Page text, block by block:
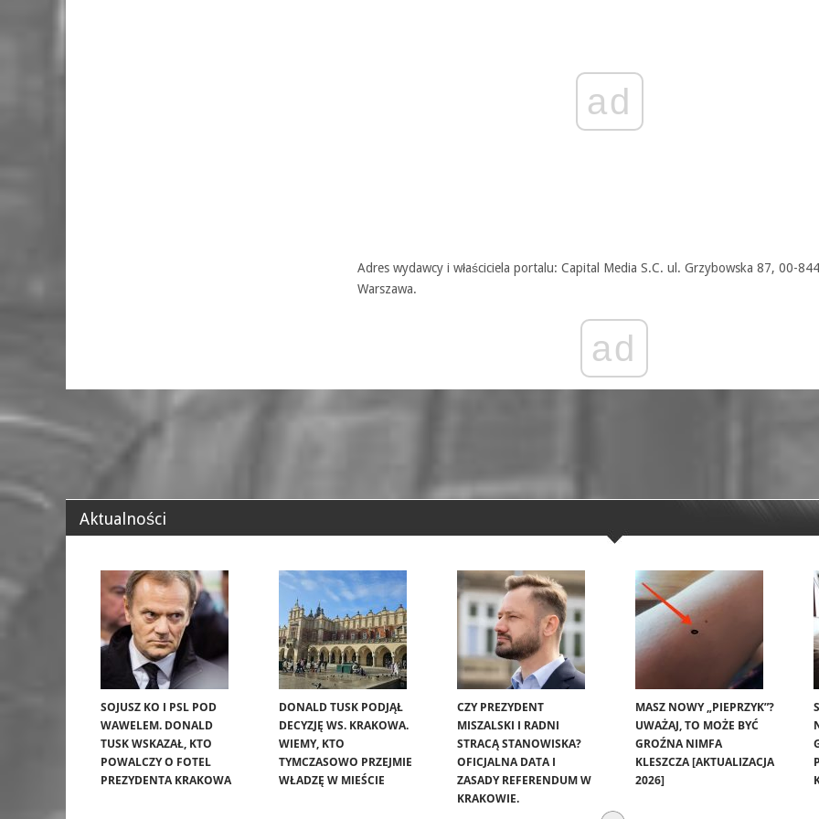
ad
Adres wydawcy i właściciela portalu: Capital Media S.C. ul. Grzybowska 87, 00-844
Warszawa.
ad
Aktualności
SOJUSZ KO I PSL POD
WAWELEM. DONALD
TUSK WSKAZAŁ, KTO
POWALCZY O FOTEL
PREZYDENTA KRAKOWA
DONALD TUSK PODJĄŁ
DECYZJĘ WS. KRAKOWA.
WIEMY, KTO
TYMCZASOWO PRZEJMIE
WŁADZĘ W MIEŚCIE
CZY PREZYDENT
MISZALSKI I RADNI
STRACĄ STANOWISKA?
OFICJALNA DATA I
ZASADY REFERENDUM W
KRAKOWIE.
MASZ NOWY „PIEPRZYK”?
UWAŻAJ, TO MOŻE BYĆ
GROŹNA NIMFA
KLESZCZA [AKTUALIZACJA
2026]